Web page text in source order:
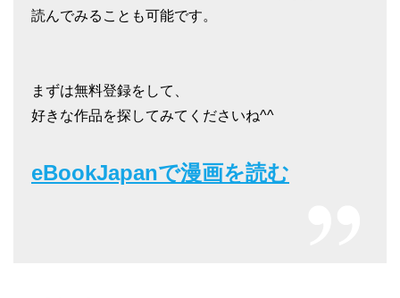
読んでみることも可能です。
まずは無料登録をして、
好きな作品を探してみてくださいね^^
eBookJapanで漫画を読む